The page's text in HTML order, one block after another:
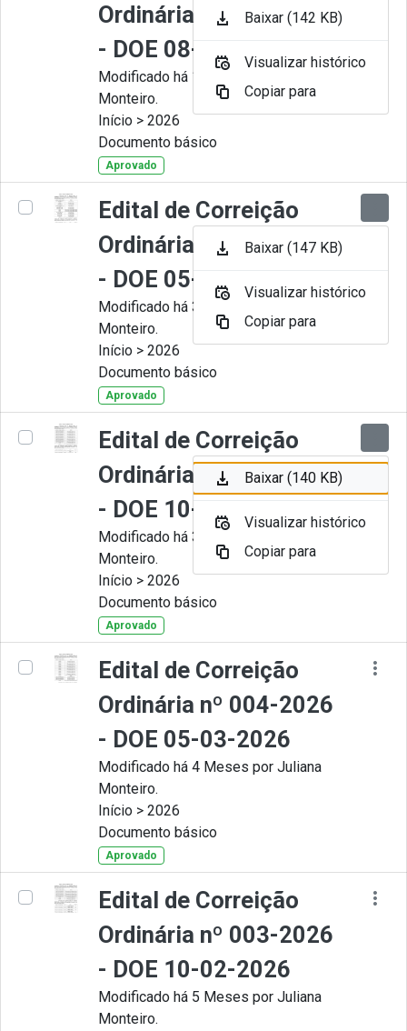
Ordinária nº 007-2026
- DOE 08-06-2026
Modificado há 1 Mês por Juliana
Monteiro.
Início > 2026
Documento básico
Aprovado
Edital de Correição
Ordinária nº 006-2026
- DOE 05-05-2026
Modificado há 3 Meses por Juliana
Monteiro.
Início > 2026
Documento básico
Aprovado
Edital de Correição
Ordinária nº 005-2026
- DOE 10-04-2026
Modificado há 3 Meses por Juliana
Monteiro.
Início > 2026
Documento básico
Aprovado
Edital de Correição
Ordinária nº 004-2026
- DOE 05-03-2026
Modificado há 4 Meses por Juliana
Monteiro.
Início > 2026
Documento básico
Aprovado
Edital de Correição
Ordinária nº 003-2026
- DOE 10-02-2026
Modificado há 5 Meses por Juliana
Monteiro.
Baixar (142 KB)
Visualizar histórico
Copiar para
Baixar (147 KB)
Visualizar histórico
Copiar para
Baixar (140 KB)
Visualizar histórico
Copiar para